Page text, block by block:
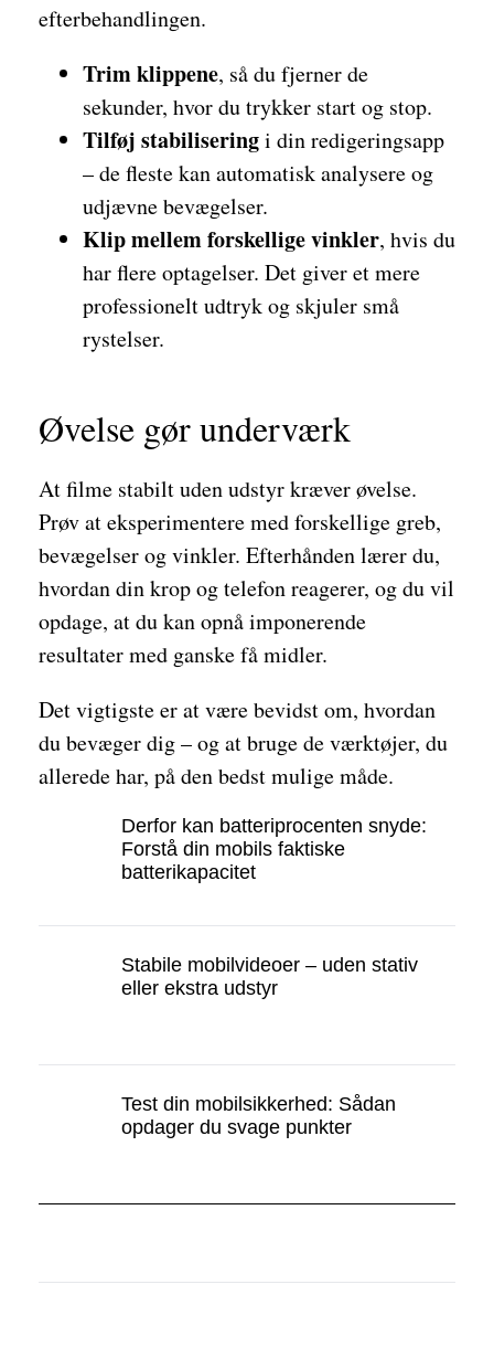
efterbehandlingen.
Trim klippene, så du fjerner de
sekunder, hvor du trykker start og stop.
Tilføj stabiliseringi din redigeringsapp
– de fleste kan automatisk analysere og
udjævne bevægelser.
Klip mellem forskellige vinkler, hvis du
har flere optagelser. Det giver et mere
professionelt udtryk og skjuler små
rystelser.
Øvelse gør underværk
At filme stabilt uden udstyr kræver øvelse.
Prøv at eksperimentere med forskellige greb,
bevægelser og vinkler. Efterhånden lærer du,
hvordan din krop og telefon reagerer, og du vil
opdage, at du kan opnå imponerende
resultater med ganske få midler.
Det vigtigste er at være bevidst om, hvordan
du bevæger dig – og at bruge de værktøjer, du
allerede har, på den bedst mulige måde.
Derfor kan batteriprocenten snyde:
Forstå din mobils faktiske
batterikapacitet
Stabile mobilvideoer – uden stativ
eller ekstra udstyr
Test din mobilsikkerhed: Sådan
opdager du svage punkter